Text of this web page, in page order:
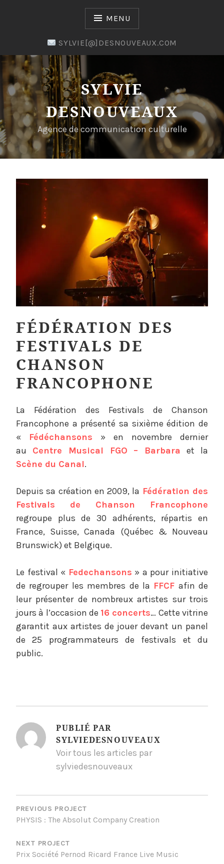
MENU
SYLVIE[@]DESNOUVEAUX.COM
SYLVIE
DESNOUVEAUX
Agence de communication culturelle
FÉDÉRATION DES
FESTIVALS DE
CHANSON
FRANCOPHONE
y
p
e
:
P
j
e
t
s
2
1
9
à
2
0
2
2
La Fédération des Festivals de Chanson
Francophone a présenté sa sixième édition de
« Fédéchansons » en novembre dernier
au Centre Musical FGO – Barbara et la
Scène du Canal.
Depuis sa création en 2009, la Fédération des
Festivals de Chanson Francophone
regroupe plus de 30 adhérents, répartis en
France, Suisse, Canada (Québec & Nouveau
Brunswick) et Belgique.
Le festival « Fedechansons » a pour initiative
de regrouper les membres de la FFCF afin de
leur présenter de nombreux artistes sur trois
jours à l’occasion de 16 concerts… Cette vitrine
garantit aux artistes de jouer devant un panel
de 25 programmateurs de festivals et du
public.
PUBLIÉ PAR
SYLVIEDESNOUVEAUX
Voir tous les articles par
sylviedesnouveaux
NAVIGATION
DE
L’ARTICLE
PREVIOUS PROJECT
PHYSIS : The Absolut Company Creation
NEXT PROJECT
Prix Société Pernod Ricard France Live Music